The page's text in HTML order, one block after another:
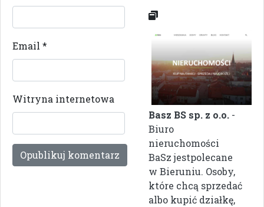
Email *
Witryna internetowa
Basz BS sp. z o.o. -
Biuro
nieruchomości
BaSz jestpolecane
w Bieruniu. Osoby,
które chcą sprzedać
albo kupić działkę,